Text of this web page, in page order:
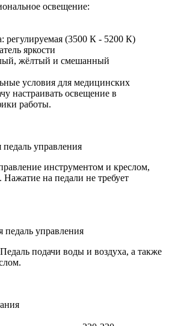
освещение:
регулируемая (3500 К - 5200 К)
яркости
жёлтый и смешанный
условия для медицинских
настраивать освещение в
работы.
управления
инструментом и креслом,
Нажатие на педали не требует
управления
подачи воды и воздуха, а также